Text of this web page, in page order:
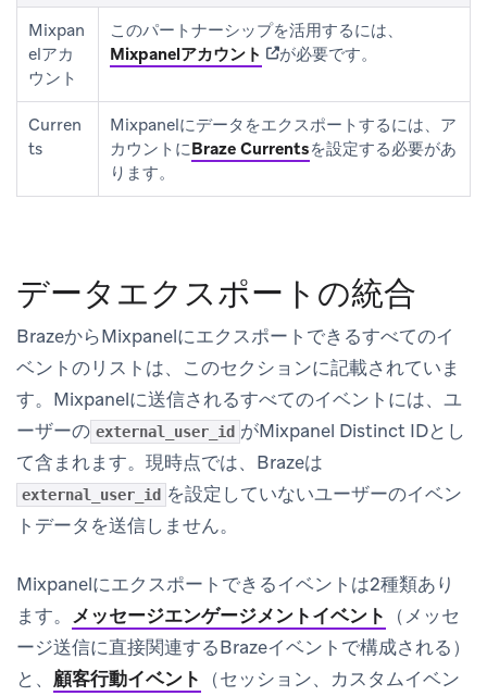
Mixpan
elアカ
ウント
このパートナーシップを活用するには、
Mixpanelアカウント (opens in new tab)
が必要です。
Curren
ts
Mixpanelにデータをエクスポートするには、ア
カウントにBraze Currentsを設定する必要があ
ります。
データエクスポートの統合
BrazeからMixpanelにエクスポートできるすべてのイ
ベントのリストは、このセクションに記載されていま
す。Mixpanelに送信されるすべてのイベントには、ユ
ーザーの external_user_id がMixpanel Distinct IDとし
て含まれます。現時点では、Brazeは
external_user_id を設定していないユーザーのイベン
トデータを送信しません。
Mixpanelにエクスポートできるイベントは2種類あり
ます。 メッセージエンゲージメントイベント
（メッセ
ージ送信に直接関連するBrazeイベントで構成される）
と、 顧客行動イベント
（セッション、カスタムイベン